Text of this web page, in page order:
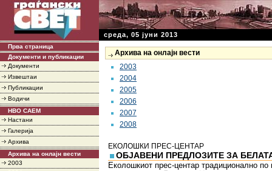
среда, 05 јуни 2013
Прва страница
Документи и публикации
Документи
Извештаи
Публикации
Водичи
НВО САЕМ
Настани
Галерија
Архива
Архива на онлајн вести
2003
Архива на онлајн вести
2003
2004
2005
2006
2007
2008
ЕКОЛОШКИ ПРЕС-ЦЕНТАР
ОБЈАВЕНИ ПРЕДЛОЗИТЕ ЗА
Еколошкиот прес-центар традиционално по